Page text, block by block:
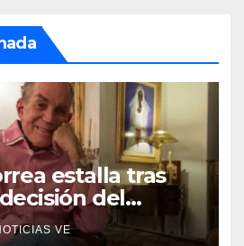
estalla tras
del
caso
VE